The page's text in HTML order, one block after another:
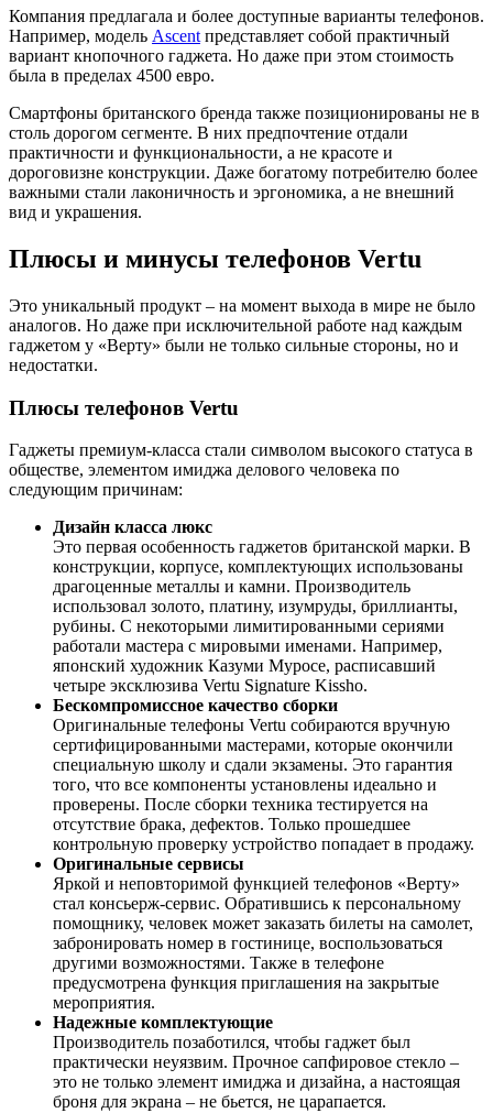
Компания предлагала и более доступные варианты телефонов.
Например, модель Ascent представляет собой практичный
вариант кнопочного гаджета. Но даже при этом стоимость
была в пределах 4500 евро.
Смартфоны британского бренда также позиционированы не в
столь дорогом сегменте. В них предпочтение отдали
практичности и функциональности, а не красоте и
дороговизне конструкции. Даже богатому потребителю более
важными стали лаконичность и эргономика, а не внешний
вид и украшения.
Плюсы и минусы телефонов Vertu
Это уникальный продукт – на момент выхода в мире не было
аналогов. Но даже при исключительной работе над каждым
гаджетом у «Верту» были не только сильные стороны, но и
недостатки.
Плюсы телефонов Vertu
Гаджеты премиум-класса стали символом высокого статуса в
обществе, элементом имиджа делового человека по
следующим причинам:
Дизайн класса люкс
Это первая особенность гаджетов британской марки. В
конструкции, корпусе, комплектующих использованы
драгоценные металлы и камни. Производитель
использовал золото, платину, изумруды, бриллианты,
рубины. С некоторыми лимитированными сериями
работали мастера с мировыми именами. Например,
японский художник Казуми Муросе, расписавший
четыре эксклюзива Vertu Signature Kissho.
Бескомпромиссное качество сборки
Оригинальные телефоны Vertu собираются вручную
сертифицированными мастерами, которые окончили
специальную школу и сдали экзамены. Это гарантия
того, что все компоненты установлены идеально и
проверены. После сборки техника тестируется на
отсутствие брака, дефектов. Только прошедшее
контрольную проверку устройство попадает в продажу.
Оригинальные сервисы
Яркой и неповторимой функцией телефонов «Верту»
стал консьерж-сервис. Обратившись к персональному
помощнику, человек может заказать билеты на самолет,
забронировать номер в гостинице, воспользоваться
другими возможностями. Также в телефоне
предусмотрена функция приглашения на закрытые
мероприятия.
Надежные комплектующие
Производитель позаботился, чтобы гаджет был
практически неуязвим. Прочное сапфировое стекло –
это не только элемент имиджа и дизайна, а настоящая
броня для экрана – не бьется, не царапается.